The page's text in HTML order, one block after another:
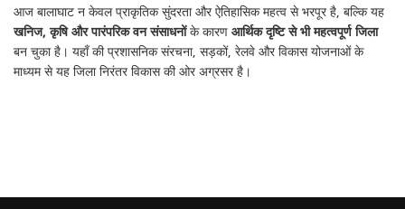
आज बालाघाट न केवल प्राकृतिक सुंदरता और ऐतिहासिक महत्व से भरपूर है, बल्कि यह
खनिज, कृषि और पारंपरिक वन संसाधनोंके कारणआर्थिक दृष्टि से भी महत्वपूर्ण जिला
बन चुका है। यहाँ की प्रशासनिक संरचना, सड़कों, रेलवे और विकास योजनाओं के
माध्यम से यह जिला निरंतर विकास की ओर अग्रसर है।